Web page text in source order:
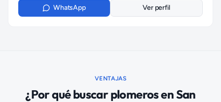
WhatsApp Ver perfil
VENTAJAS
¿Por qué buscarplomerosenSan